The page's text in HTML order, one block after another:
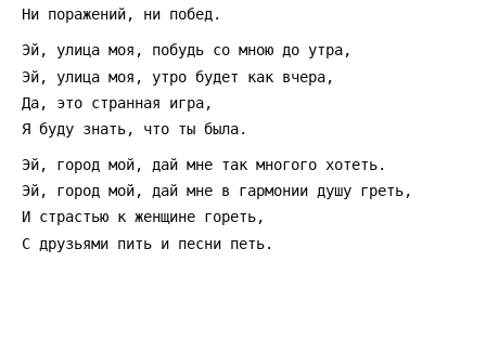
Ни поражений, ни побед.
Эй, улица моя, побудь со мною до утра,
Эй, улица моя, утро будет как вчера,
Да, это странная игра,
Я буду знать, что ты была.
Эй, город мой, дай мне так многого хотеть.
Эй, город мой, дай мне в гармонии душу греть,
И страстью к женщине гореть,
С друзьями пить и песни петь.